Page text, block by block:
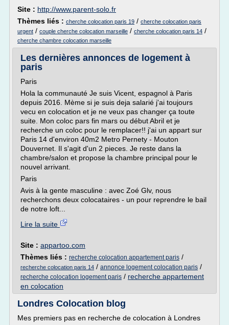
Site : http://www.parent-solo.fr
Thèmes liés : cherche colocation paris 19 / cherche colocation paris
urgent / couple cherche colocation marseille / cherche colocation paris 14 /
cherche chambre colocation marseille
Les dernières annonces de logement à
paris
Paris
Hola la communauté Je suis Vicent, espagnol à Paris
depuis 2016. Mème si je suis deja salarié j'ai toujours
vecu en colocation et je ne veux pas changer ça toute
suite. Mon coloc pars fin mars ou début Abril et je
recherche un coloc pour le remplacer!! j'ai un appart sur
Paris 14 d'environ 40m2 Metro Pernety - Mouton
Douvernet. Il s'agit d'un 2 pieces. Je reste dans la
chambre/salon et propose la chambre principal pour le
nouvel arrivant.
Paris
Avis à la gente masculine : avec Zoé Glv, nous
recherchons deux colocataires - un pour reprendre le bail
de notre loft...
Lire la suite
Site : appartoo.com
Thèmes liés : recherche colocation appartement paris /
recherche colocation paris 14 / annonce logement colocation paris /
recherche colocation logement paris / recherche appartement
en colocation
Londres Colocation blog
Mes premiers pas en recherche de colocation à Londres